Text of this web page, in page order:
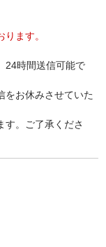
ます。
24時間送信可能で
をお休みさせていた
す。ご了承くださ